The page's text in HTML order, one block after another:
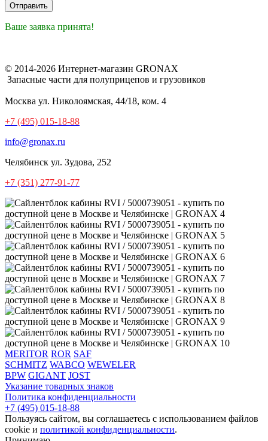
Ваше заявка принята!
© 2014-2026 Интернет-магазин GRONAX
Запасные части для полуприцепов и грузовиков
Москва ул. Николоямская, 44/18, ком. 4
+7 (495) 015-18-88
info@gronax.ru
Челябинск ул. Зудова, 252
+7 (351) 277-91-77
MERITOR ROR SAF
SCHMITZ WABCO WEWELER
BPW GIGANT JOST
Указание товарных знаков
Политика конфиденциальности
+7 (495) 015-18-88
Пользуясь сайтом, вы соглашаетесь с использованием файлов
cookie и политикой конфиденциальности.